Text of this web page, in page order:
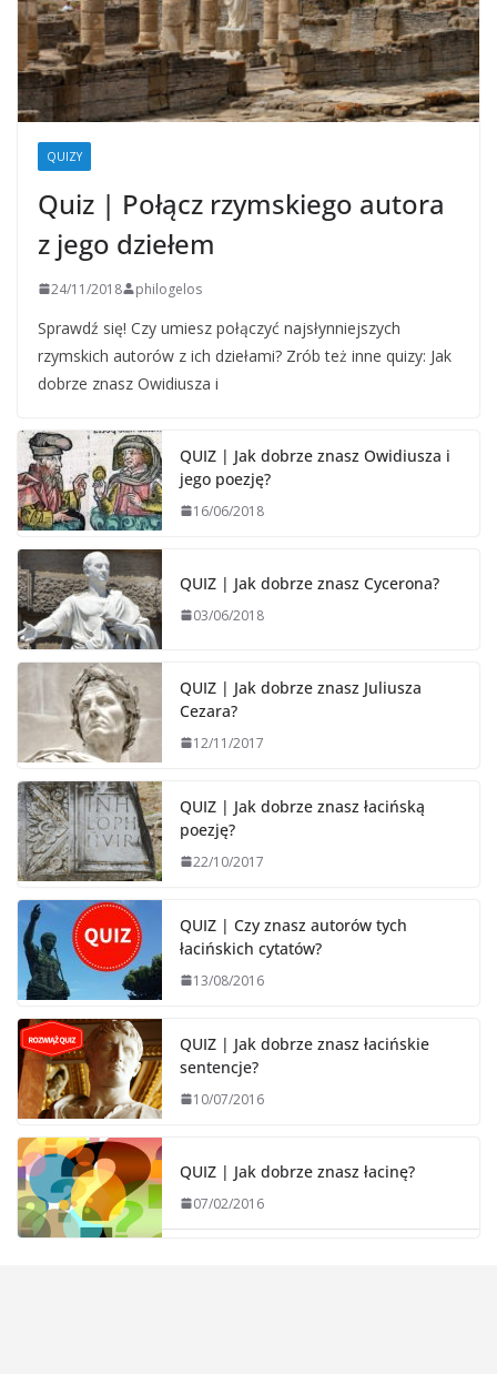
QUIZY
Quiz | Połącz rzymskiego autora
z jego dziełem
24/11/2018 philogelos
Sprawdź się! Czy umiesz połączyć najsłynniejszych
rzymskich autorów z ich dziełami? Zrób też inne quizy: Jak
dobrze znasz Owidiusza i
QUIZ | Jak dobrze znasz Owidiusza i
jego poezję?
16/06/2018
QUIZ | Jak dobrze znasz Cycerona?
03/06/2018
QUIZ | Jak dobrze znasz Juliusza
Cezara?
12/11/2017
QUIZ | Jak dobrze znasz łacińską
poezję?
22/10/2017
QUIZ | Czy znasz autorów tych
łacińskich cytatów?
13/08/2016
QUIZ | Jak dobrze znasz łacińskie
sentencje?
10/07/2016
QUIZ | Jak dobrze znasz łacinę?
07/02/2016